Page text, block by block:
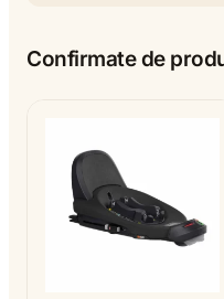
Confirmate de